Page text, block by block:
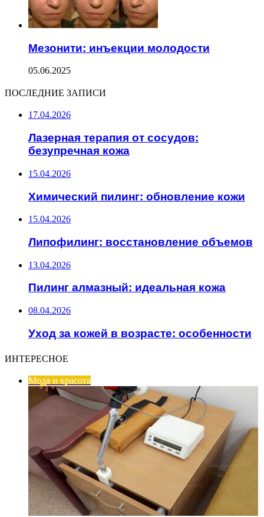
Мезонити: инъекции молодости
05.06.2025
ПОСЛЕДНИЕ ЗАПИСИ
17.04.2026
Лазерная терапия от сосудов:
безупречная кожа
15.04.2026
Химический пилинг: обновление кожи
15.04.2026
Липофилинг: восстановление объемов
13.04.2026
Пилинг алмазный: идеальная кожа
08.04.2026
Уход за кожей в возрасте: особенности
ИНТЕРЕСНОЕ
Мода и красота